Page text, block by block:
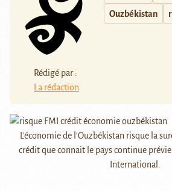
Rédigé par :
La rédaction
Ouzbékistan
L'économie de l'Ouzbékistan risque la
crédit que connait le pays continue
International.